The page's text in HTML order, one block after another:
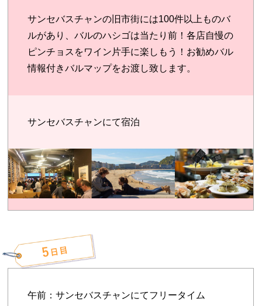
サンセバスチャンの旧市街には100件以上ものバ
ルがあり、バルのハシゴは当たり前！各店自慢の
ピンチョスをワイン片手に楽しもう！お勧めバル
情報付きバルマップをお渡し致します。
サンセバスチャンにて宿泊
午前：サンセバスチャンにてフリータイム